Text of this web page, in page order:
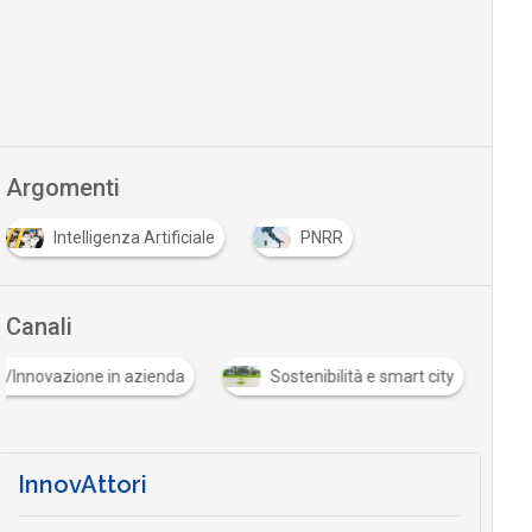
Argomenti
Intelligenza Artificiale PNRR
Canali
5.0/Innovazione in azienda Sostenibilità e smart city
InnovAttori